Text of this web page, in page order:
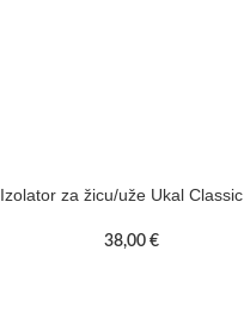
Izolator za žicu/uže Ukal Classic
38,00 €